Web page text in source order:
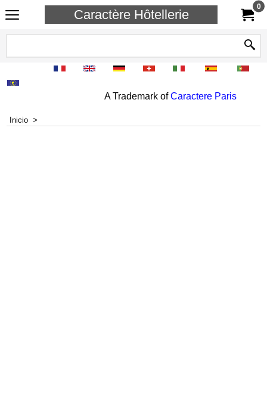
Caractère Hôtellerie
0
A Trademark ofCaractere Paris
Inicio >